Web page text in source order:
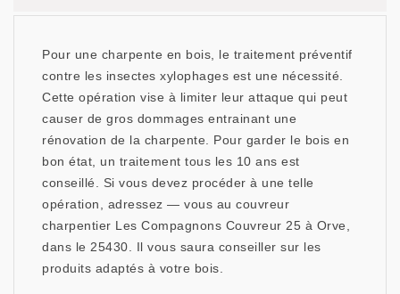
Pour une charpente en bois, le traitement préventif
contre les insectes xylophages est une nécessité.
Cette opération vise à limiter leur attaque qui peut
causer de gros dommages entrainant une
rénovation de la charpente. Pour garder le bois en
bon état, un traitement tous les 10 ans est
conseillé. Si vous devez procéder à une telle
opération, adressez — vous au couvreur
charpentier Les Compagnons Couvreur 25 à Orve,
dans le 25430. Il vous saura conseiller sur les
produits adaptés à votre bois.